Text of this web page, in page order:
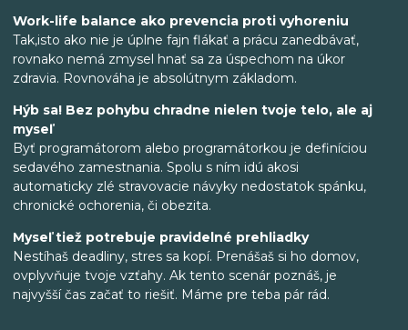
Work-life balance ako prevencia proti vyhoreniu
Tak,isto ako nie je úplne fajn flákať a prácu zanedbávať,
rovnako nemá zmysel hnať sa za úspechom na úkor
zdravia. Rovnováha je absolútnym základom.
Hýb sa! Bez pohybu chradne nielen tvoje telo, ale aj
myseľ
Byť programátorom alebo programátorkou je definíciou
sedavého zamestnania. Spolu s ním idú akosi
automaticky zlé stravovacie návyky nedostatok spánku,
chronické ochorenia, či obezita.
Myseľ tiež potrebuje pravidelné prehliadky
Nestíhaš deadliny, stres sa kopí. Prenášaš si ho domov,
ovplyvňuje tvoje vzťahy. Ak tento scenár poznáš, je
najvyšší čas začať to riešiť. Máme pre teba pár rád.